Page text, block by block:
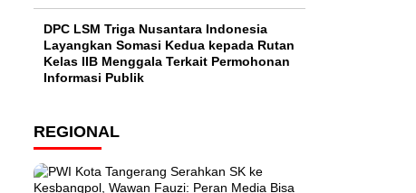
DPC LSM Triga Nusantara Indonesia
Layangkan Somasi Kedua kepada Rutan
Kelas IIB Menggala Terkait Permohonan
Informasi Publik
REGIONAL